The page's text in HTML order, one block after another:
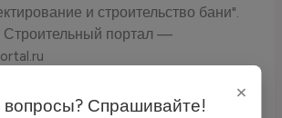
и строительство бани".
Строительный портал —
мастер — domashnijmaster.ru
×
вопросы? Спрашивайте!